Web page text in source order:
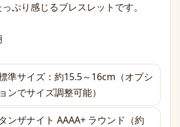
ぷり感じるブレスレットです。
準サイズ：約15.5～16cm（オプシ
ョンでサイズ調整可能）
タンザナイト AAAA+ ラウンド（約